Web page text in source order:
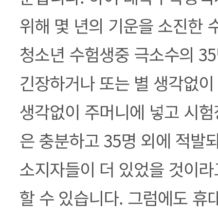
위해 몇 년의 기운을 소진한
청소년 수험생중 극소수의
긴장하거나 또는 별 생각없
생각없이 주머니에 넣고 시
은 충분하고 35명 외에 적발
소지자들이 더 있었을 것이
할 수 있습니다. 그럼에도 휴